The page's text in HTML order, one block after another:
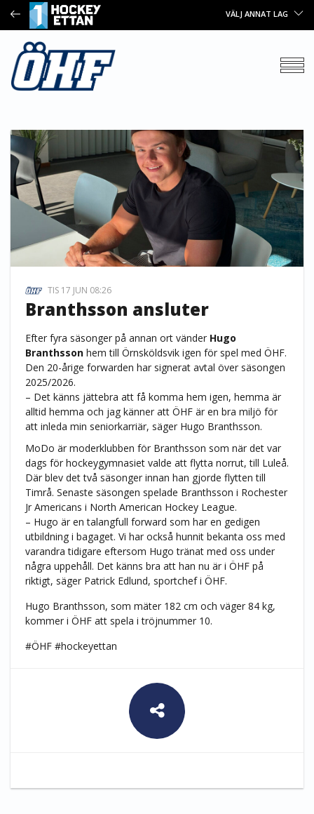
VÄLJ ANNAT LAG
TIS 17 JUN 08:26
Branthsson ansluter
Efter fyra säsonger på annan ort vänder Hugo
Branthssonhem till Örnsköldsvik igen för spel med ÖHF.
Den 20-årige forwarden har signerat avtal över säsongen
2025/2026.
– Det känns jättebra att få komma hem igen, hemma är
alltid hemma och jag känner att ÖHF är en bra miljö för
att inleda min seniorkarriär, säger Hugo Branthsson.
MoDo är moderklubben för Branthsson som när det var
dags för hockeygymnasiet valde att flytta norrut, till Luleå.
Där blev det två säsonger innan han gjorde flytten till
Timrå. Senaste säsongen spelade Branthsson i Rochester
Jr Americans i North American Hockey League.
– Hugo är en talangfull forward som har en gedigen
utbildning i bagaget. Vi har också hunnit bekanta oss med
varandra tidigare eftersom Hugo tränat med oss under
några uppehåll. Det känns bra att han nu är i ÖHF på
riktigt, säger Patrick Edlund, sportchef i ÖHF.
Hugo Branthsson, som mäter 182 cm och väger 84 kg,
kommer i ÖHF att spela i tröjnummer 10.
#ÖHF #hockeyettan